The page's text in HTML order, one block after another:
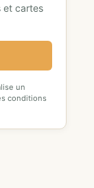
et cartes
un
conditions